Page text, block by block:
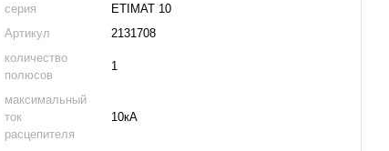
серия
ETIMAT 10
Артикул
2131708
количество
полюсов
1
максимальный
ток
расцепителя
10кА